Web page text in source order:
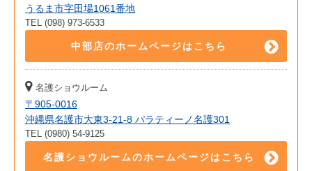
うるま市字田場1061番地
TEL (098) 973-6533
中部店のホームページはこちら
名護ショウルーム
〒905-0016
沖縄県名護市大東3-21-8 パラティーノ名護301
TEL (0980) 54-9125
名護ショウルームのホームページはこちら